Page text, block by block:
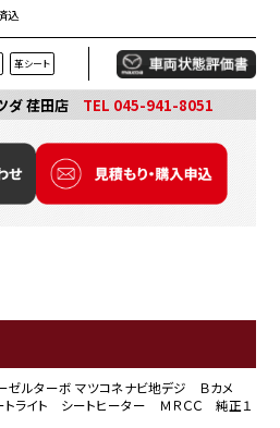
込
革シート
ダ 荏田店 TEL 045-941-8051
ーゼルターボ マツコネナビ地デジ Ｂカメ
ライト シートヒーター ＭＲＣＣ 純正１